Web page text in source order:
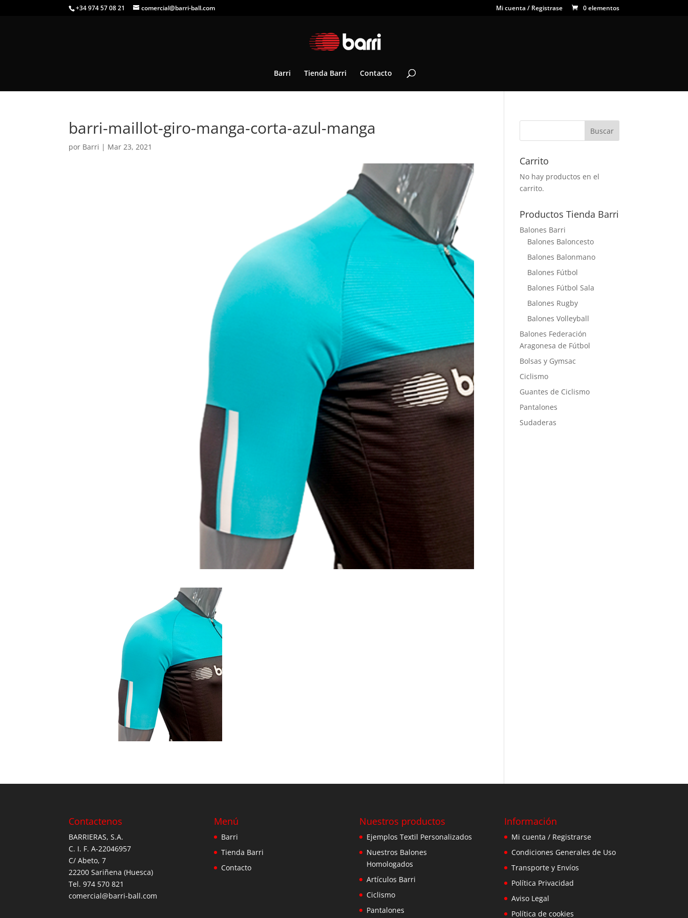
+34 974 57 08 21 comercial@barri-ball.com Mi cuenta / Registrase 0 elementos
Barri Tienda Barri Contacto
barri-maillot-giro-manga-corta-azul-manga
por Barri | Mar 23, 2021
Carrito
No hay productos en el
carrito.
Productos Tienda Barri
Balones Barri
Balones Baloncesto
Balones Balonmano
Balones Fútbol
Balones Fútbol Sala
Balones Rugby
Balones Volleyball
Balones Federación
Aragonesa de Fútbol
Bolsas y Gymsac
Ciclismo
Guantes de Ciclismo
Pantalones
Sudaderas
Contactenos
BARRIERAS, S.A.
C. I. F. A-22046957
C/ Abeto, 7
22200 Sariñena (Huesca)
Tel. 974 570 821
comercial@barri-ball.com
Menú
Barri
Tienda Barri
Contacto
Nuestros productos
Ejemplos Textil Personalizados
Nuestros Balones
Homologados
Artículos Barri
Ciclismo
Pantalones
Información
Mi cuenta / Registrarse
Condiciones Generales de Uso
Transporte y Envíos
Política Privacidad
Aviso Legal
Política de cookies